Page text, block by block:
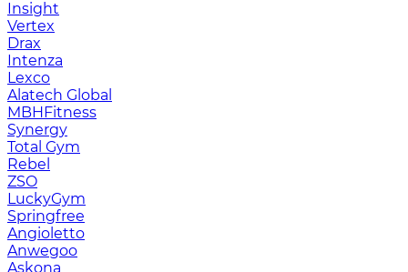
Insight
Vertex
Drax
Intenza
Lexco
Alatech Global
MBHFitness
Synergy
Total Gym
Rebel
ZSO
LuckyGym
Springfree
Angioletto
Anwegoo
Askona